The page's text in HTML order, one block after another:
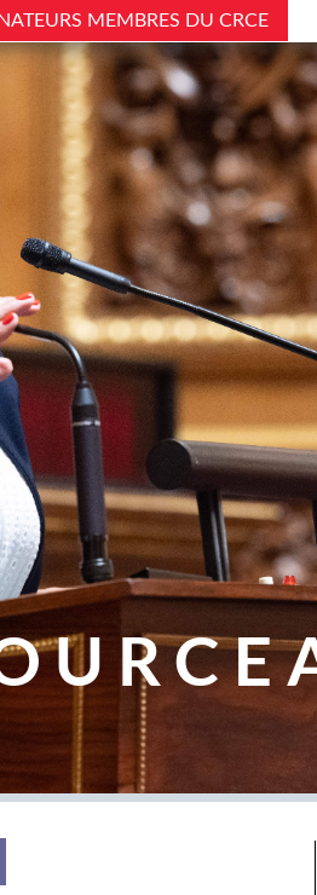
MEMBRES DU CRCE